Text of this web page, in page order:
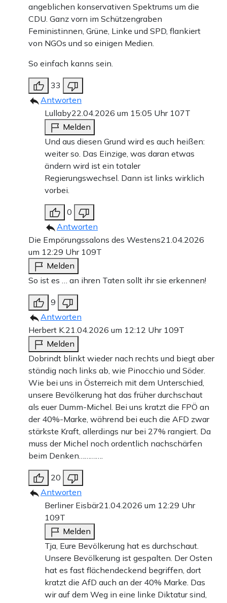
angeblichen konservativen Spektrums um die
CDU. Ganz vorn im Schützengraben
Feministinnen, Grüne, Linke und SPD, flankiert
von NGOs und so einigen Medien.
So einfach kanns sein.
33
Antworten
Lullaby22.04.2026 um 15:05 Uhr 107T
Melden
Und aus diesen Grund wird es auch heißen:
weiter so. Das Einzige, was daran etwas
ändern wird ist ein totaler
Regierungswechsel. Dann ist links wirklich
vorbei.
0
Antworten
Die Empörungssalons des Westens21.04.2026
um 12:29 Uhr 109T
Melden
So ist es … an ihren Taten sollt ihr sie erkennen!
9
Antworten
Herbert K. 21.04.2026 um 12:12 Uhr 109T
Melden
Dobrindt blinkt wieder nach rechts und biegt aber
ständig nach links ab, wie Pinocchio und Söder.
Wie bei uns in Österreich mit dem Unterschied,
unsere Bevölkerung hat das früher durchschaut
als euer Dumm-Michel. Bei uns kratzt die FPÖ an
der 40%-Marke, während bei euch die AFD zwar
stärkste Kraft, allerdings nur bei 27% rangiert. Da
muss der Michel noch ordentlich nachschärfen
beim Denken………….
20
Antworten
Berliner Eisbär21.04.2026 um 12:29 Uhr
109T
Melden
Tja, Eure Bevölkerung hat es durchschaut.
Unsere Bevölkerung ist gespalten. Der Osten
hat es fast flächendeckend begriffen, dort
kratzt die AfD auch an der 40% Marke. Das
wir auf dem Weg in eine linke Diktatur sind,